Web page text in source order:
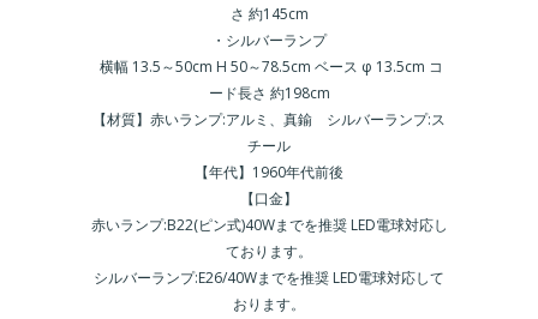
さ 約145cm
・シルバーランプ
横幅 13.5～50cm H 50～78.5cm ベース φ 13.5cm コ
ード長さ 約198cm
【材質】赤いランプ:アルミ、真鍮 シルバーランプ:ス
チール
【年代】1960年代前後
【口金】
赤いランプ:B22(ピン式)40Wまでを推奨 LED電球対応し
ております。
シルバーランプ:E26/40Wまでを推奨 LED電球対応して
おります。